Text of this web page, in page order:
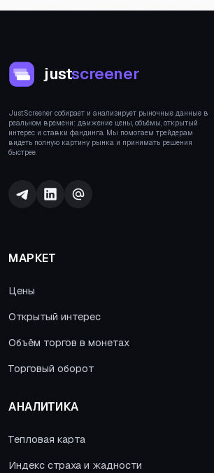
justscreener
JustScreener собирает и анализирует рыночные данные в
реальном времени: движение цены, объёмы, открытый
интерес и ставки фандинга. Мы помогаем трейдерам
видеть полную картину рынка и принимать решения
быстрее.
МАРКЕТ
Цены
Открытый интерес
Объём торгов в монетах
Торговый оборот
АНАЛИТИКА
Тепловая карта
Индекс страха и жадности